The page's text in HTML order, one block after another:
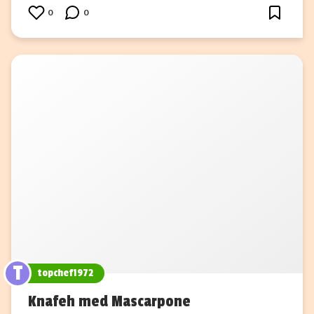
0 0
T topchef1972
Knafeh med Mascarpone